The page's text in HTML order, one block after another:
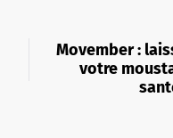
Movember :
votre